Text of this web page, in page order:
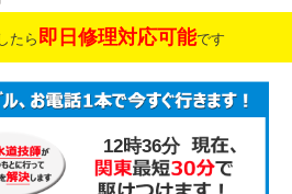
たら 即日修理対応可能です
12時36分